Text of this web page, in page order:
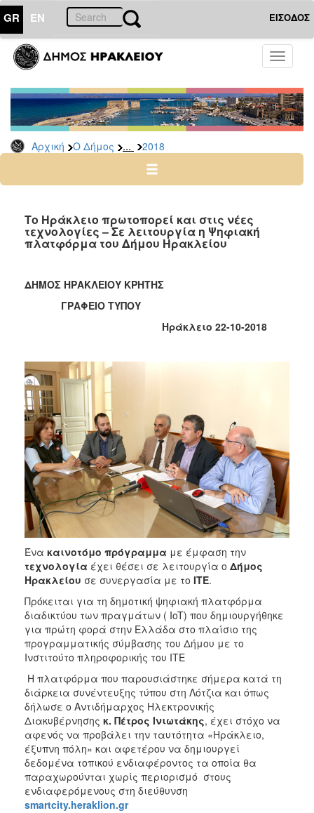
GR EN ΕΙΣΟΔΟΣ
Toggle
Αρχική Ο Δήμος ... 2018
ΔΗΜΟΣ
Δελτία
Τύπου
Αρχείο
2026
2024
2022
2021
2016
2015
2013
2012
2011
2010
2006
ΤΟΠΟΣ
ΠΟΛΙΤΙΣΜΟΣ
ΑΝΘΕΚΤΙΚΗ
ΠΟΛΗ
Το Ηράκλειο πρωτοπορεί και στις νέες
τεχνολογίες – Σε λειτουργία η Ψηφιακή
πλατφόρμα του Δήμου Ηρακλείου
ΔΗΜΟΣ ΗΡΑΚΛΕΙΟΥ ΚΡΗΤΗΣ
ΓΡΑΦΕΙΟ ΤΥΠΟΥ
Ηράκλειο 22-10-2018
Ένα καινοτόμο πρόγραμμα με έμφαση την
τεχνολογία έχει θέσει σε λειτουργία ο Δήμος
Ηρακλείου σε συνεργασία με το ΙΤΕ.
Πρόκειται για τη δημοτική ψηφιακή πλατφόρμα
διαδικτύου των πραγμάτων ( IoT) που δημιουργήθηκε
για πρώτη φορά στην Ελλάδα στο πλαίσιο της
προγραμματικής σύμβασης του Δήμου με το
Ινστιτούτο πληροφορικής του ΙΤΕ
Η πλατφόρμα που παρουσιάστηκε σήμερα κατά τη
διάρκεια συνέντευξης τύπου στη Λότζια και όπως
δήλωσε ο Αντιδήμαρχος Ηλεκτρονικής
Διακυβέρνησης κ. Πέτρος Ινιωτάκης, έχει στόχο να
αφενός να προβάλει την ταυτότητα «Ηράκλειο,
έξυπνη πόλη» και αφετέρου να δημιουργεί
δεδομένα τοπικού ενδιαφέροντος τα οποία θα
παραχωρούνται χωρίς περιορισμό στους
ενδιαφερόμενους στη διεύθυνση
smartcity.heraklion.gr